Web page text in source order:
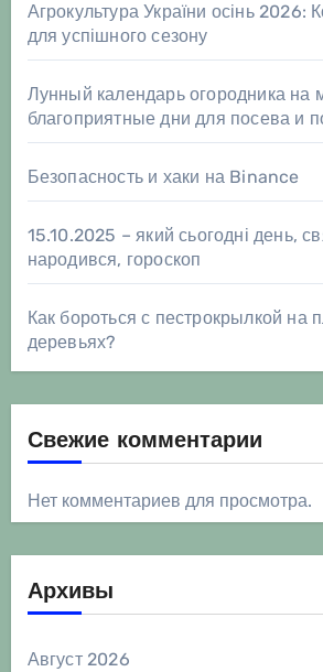
Агрокультура України осінь 2026:
для успішного сезону
Лунный календарь огородника на
благоприятные дни для посева и
Безопасность и хаки на Binance
15.10.2025 – який сьогодні день,
народився, гороскоп
Как бороться с пестрокрылкой на
деревьях?
Свежие комментарии
Нет комментариев для просмотра.
Архивы
Август 2026